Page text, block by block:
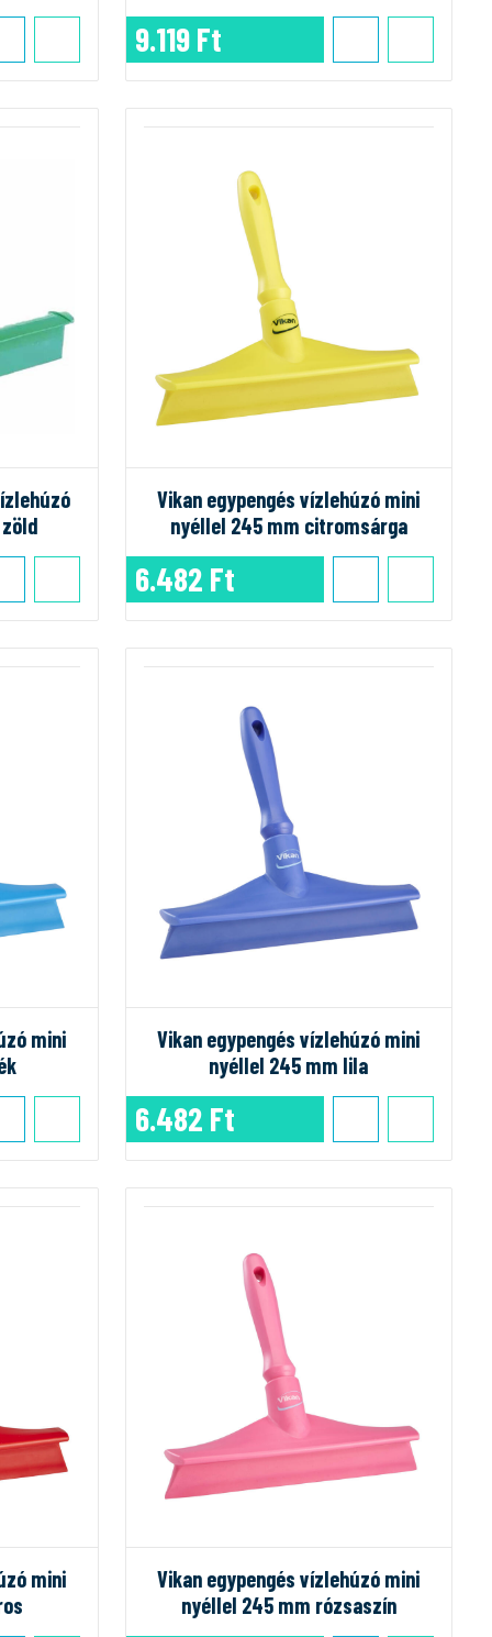
9.119 Ft
Vikan egypengés vízlehúzó mini
nyéllel 245 mm citromsárga
6.482 Ft
mini
Vikan egypengés vízlehúzó mini
nyéllel 245 mm lila
6.482 Ft
mini
Vikan egypengés vízlehúzó mini
nyéllel 245 mm rózsaszín